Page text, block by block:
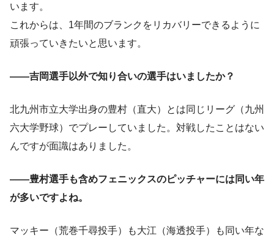
います。
これからは、1年間のブランクをリカバリーできるように
頑張っていきたいと思います。
――吉岡選手以外で知り合いの選手はいましたか？
北九州市立大学出身の豊村（直大）とは同じリーグ（九州
六大学野球）でプレーしていました。対戦したことはない
んですが面識はありました。
――豊村選手も含めフェニックスのピッチャーには同い年
が多いですよね。
マッキー（荒巻千尋投手）も大江（海透投手）も同い年な